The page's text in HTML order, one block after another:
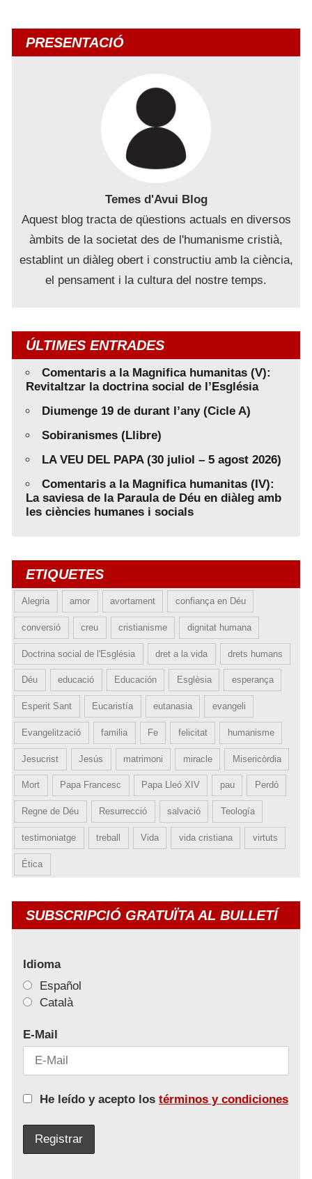
PRESENTACIÓ
Temes d'Avui Blog
Aquest blog tracta de qüestions actuals en diversos
àmbits de la societat des de l'humanisme cristià,
establint un diàleg obert i constructiu amb la ciència,
el pensament i la cultura del nostre temps.
ÚLTIMES ENTRADES
Comentaris a la Magnifica humanitas (V):
Revitaltzar la doctrina social de l’Església
Diumenge 19 de durant l’any (Cicle A)
Sobiranismes (Llibre)
LA VEU DEL PAPA (30 juliol – 5 agost 2026)
Comentaris a la Magnifica humanitas (IV):
La saviesa de la Paraula de Déu en diàleg amb
les ciències humanes i socials
ETIQUETES
Alegria amor avortament confiança en Déu
conversió creu cristianisme dignitat humana
Doctrina social de l'Església dret a la vida drets humans
Déu educació Educación Esglèsia esperança
Esperit Sant Eucaristía eutanasia evangeli
Evangelització familia Fe felicitat humanisme
Jesucrist Jesús matrimoni miracle Misericòrdia
Mort Papa Francesc Papa Lleó XIV pau Perdó
Regne de Déu Resurrecció salvació Teología
testimoniatge treball Vida vida cristiana virtuts
Ética
SUBSCRIPCIÓ GRATUÏTA AL BULLETÍ
Idioma
Español
Català
E-Mail
He leído y acepto los términos y condiciones